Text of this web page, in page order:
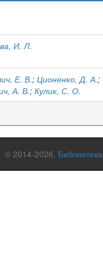
И. Л.
Е. В.; Ционенко, Д. А.;
А. В.; Кулик, С. О.
© 2014-2026,